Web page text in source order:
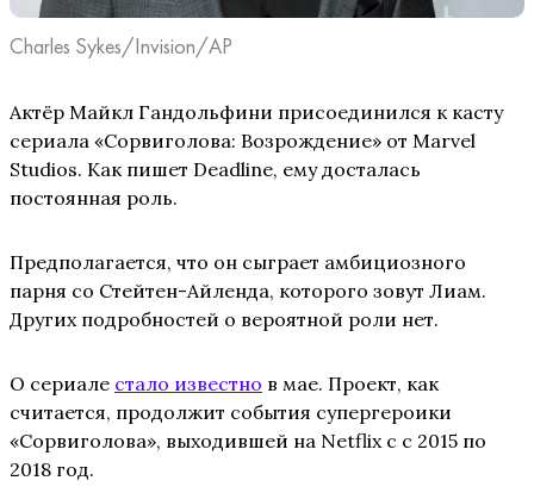
Charles Sykes/Invision/AP
Актёр Майкл Гандольфини присоединился к касту
сериала «Сорвиголова: Возрождение» от Marvel
Studios. Как пишет Deadline, ему досталась
постоянная роль.
Предполагается, что он сыграет амбициозного
парня со Стейтен-Айленда, которого зовут Лиам.
Других подробностей о вероятной роли нет.
О сериале стало известно в мае. Проект, как
считается, продолжит события супергероики
«Сорвиголова», выходившей на Netflix с с 2015 по
2018 год.